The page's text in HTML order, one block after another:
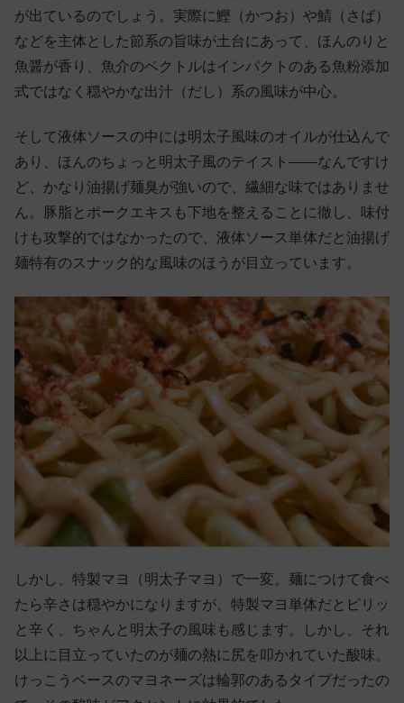
が出ているのでしょう。実際に鰹（かつお）や鯖（さば）
などを主体とした節系の旨味が土台にあって、ほんのりと
魚醤が香り、魚介のベクトルはインパクトのある魚粉添加
式ではなく穏やかな出汁（だし）系の風味が中心。
そして液体ソースの中には明太子風味のオイルが仕込んで
あり、ほんのちょっと明太子風のテイスト——なんですけ
ど、かなり油揚げ麺臭が強いので、繊細な味ではありませ
ん。豚脂とポークエキスも下地を整えることに徹し、味付
けも攻撃的ではなかったので、液体ソース単体だと油揚げ
麺特有のスナック的な風味のほうが目立っています。
しかし、特製マヨ（明太子マヨ）で一変。麺につけて食べ
たら辛さは穏やかになりますが、特製マヨ単体だとピリッ
と辛く、ちゃんと明太子の風味も感じます。しかし、それ
以上に目立っていたのが麺の熱に尻を叩かれていた酸味。
けっこうベースのマヨネーズは輪郭のあるタイプだったの